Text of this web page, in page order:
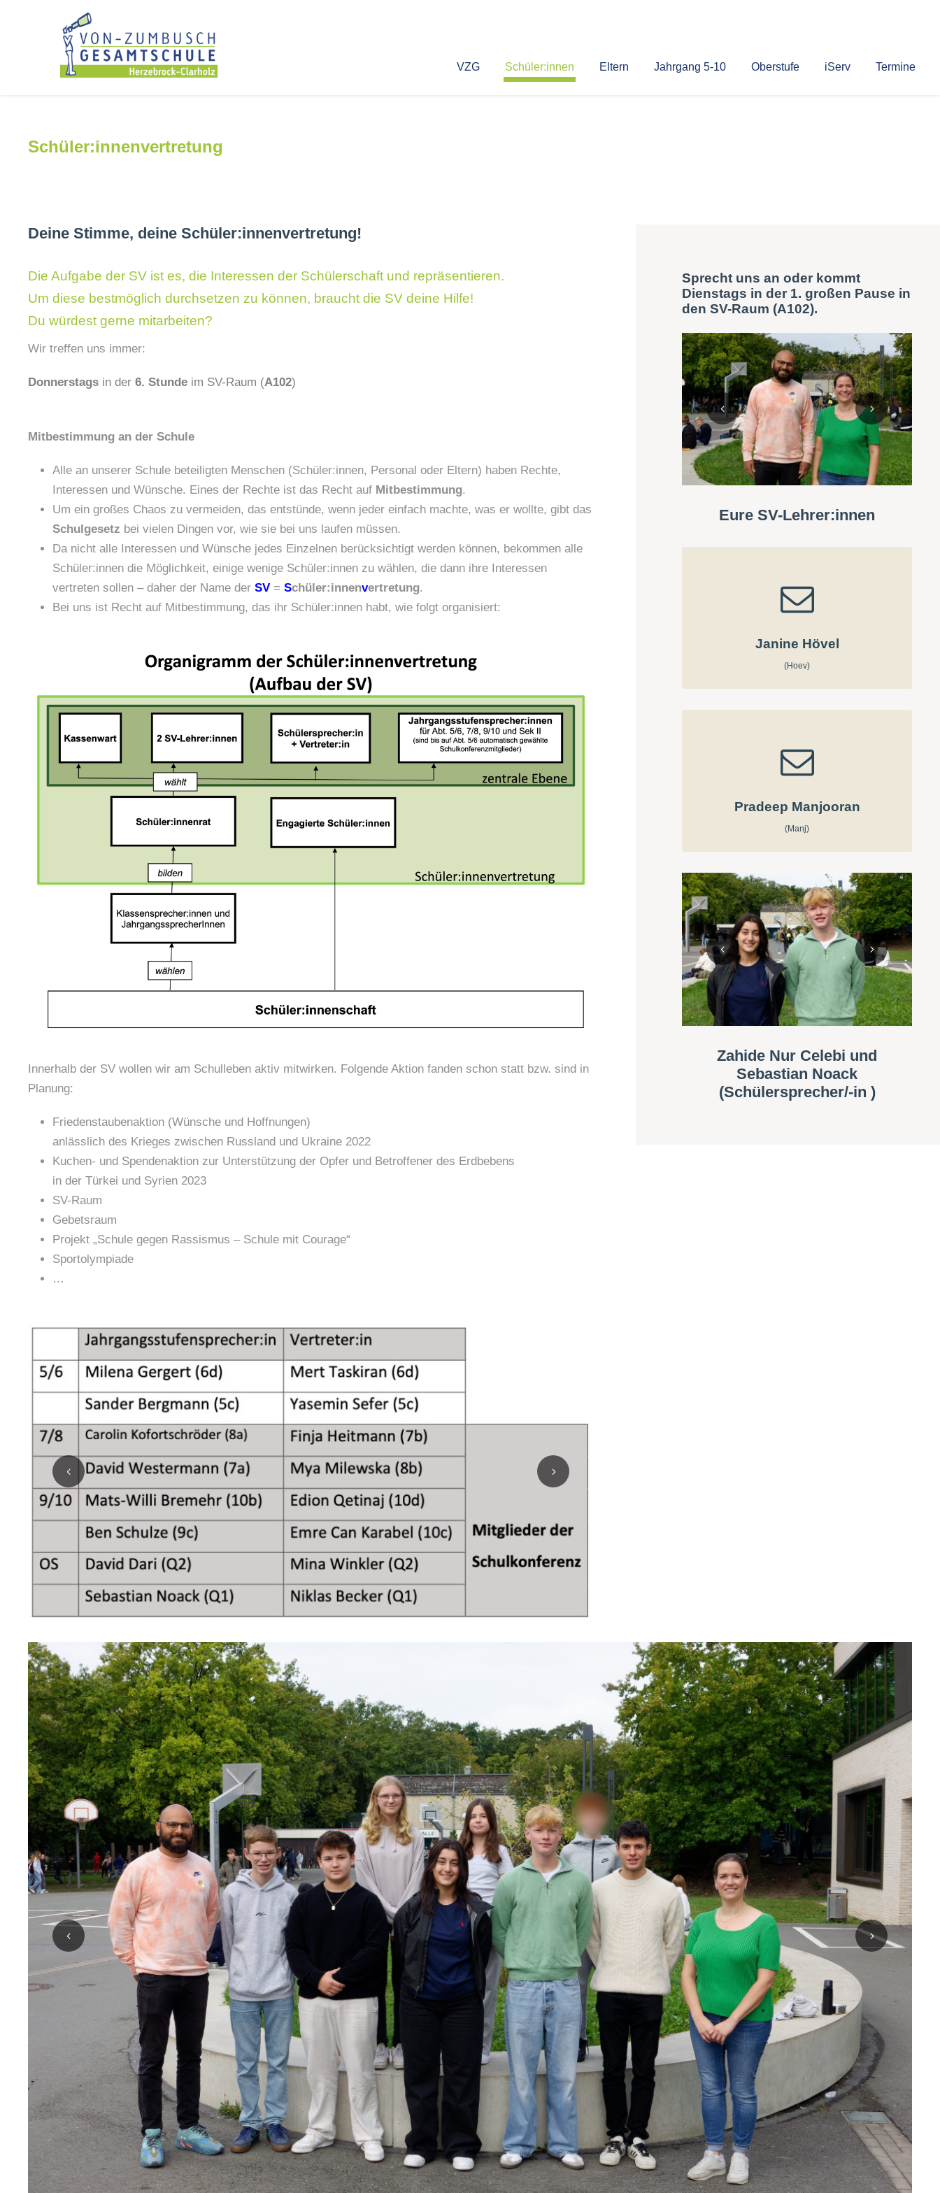
VZG Schüler:innen Eltern Jahrgang 5-10 Oberstufe iServ Termine
Schüler:innenvertretung
Deine Stimme, deine Schüler:innenvertretung!
Die Aufgabe der SV ist es, die Interessen der Schülerschaft und repräsentieren.
Um diese bestmöglich durchsetzen zu können, braucht die SV deine Hilfe!
Du würdest gerne mitarbeiten?
Wir treffen uns immer:
Donnerstags in der 6. Stunde im SV-Raum (A102)
Mitbestimmung an der Schule
Alle an unserer Schule beteiligten Menschen (Schüler:innen, Personal oder Eltern) haben Rechte,
Interessen und Wünsche. Eines der Rechte ist das Recht auf Mitbestimmung.
Um ein großes Chaos zu vermeiden, das entstünde, wenn jeder einfach machte, was er wollte, gibt das
Schulgesetz bei vielen Dingen vor, wie sie bei uns laufen müssen.
Da nicht alle Interessen und Wünsche jedes Einzelnen berücksichtigt werden können, bekommen alle
Schüler:innen die Möglichkeit, einige wenige Schüler:innen zu wählen, die dann ihre Interessen
vertreten sollen – daher der Name der SV = Schüler:innenvertretung.
Bei uns ist Recht auf Mitbestimmung, das ihr Schüler:innen habt, wie folgt organisiert:
Innerhalb der SV wollen wir am Schulleben aktiv mitwirken. Folgende Aktion fanden schon statt bzw. sind in
Planung:
Friedenstaubenaktion (Wünsche und Hoffnungen)
anlässlich des Krieges zwischen Russland und Ukraine 2022
Kuchen- und Spendenaktion zur Unterstützung der Opfer und Betroffener des Erdbebens
in der Türkei und Syrien 2023
SV-Raum
Gebetsraum
Projekt „Schule gegen Rassismus – Schule mit Courage“
Sportolympiade
…
Sprecht uns an oder kommt
Dienstags in der 1. großen Pause in
den SV-Raum (A102).
Eure SV-Lehrer:innen
Janine Hövel
(Hoev)
Pradeep Manjooran
(Manj)
Zahide Nur Celebi und
Sebastian Noack
(Schülersprecher/-in )